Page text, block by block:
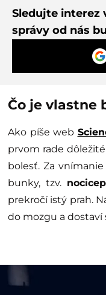
Sledujte interez
správy od nás
Čo je vlastne
Ako píše web
prvom rade
bolesť. Za
bunky, tzv.
prekročí istý prah.
do mozgu a